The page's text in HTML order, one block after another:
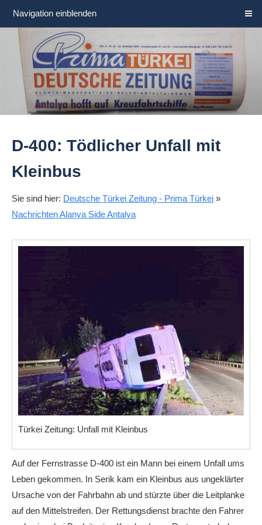
Navigation einblenden
D-400: Tödlicher Unfall mit
Kleinbus
Sie sind hier: Deutsche Türkei Zeitung - Prima Türkei »
Nachrichten Alanya Side Antalya
Türkei Zeitung: Unfall mit Kleinbus
Auf der Fernstrasse D-400 ist ein Mann bei einem Unfall ums
Leben gekommen. In Serik kam ein Kleinbus aus ungeklärter
Ursache von der Fahrbahn ab und stürzte über die Leitplanke
auf den Mittelstreifen. Der Rettungsdienst brachte den Fahrer